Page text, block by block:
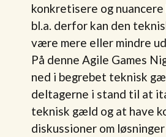
konkretisere og
bl.a. derfor kan den
være mere eller mindre
På denne Agile Games
ned i begrebet teknisk
deltagerne i stand til at
teknisk gæld og at have
diskussioner om